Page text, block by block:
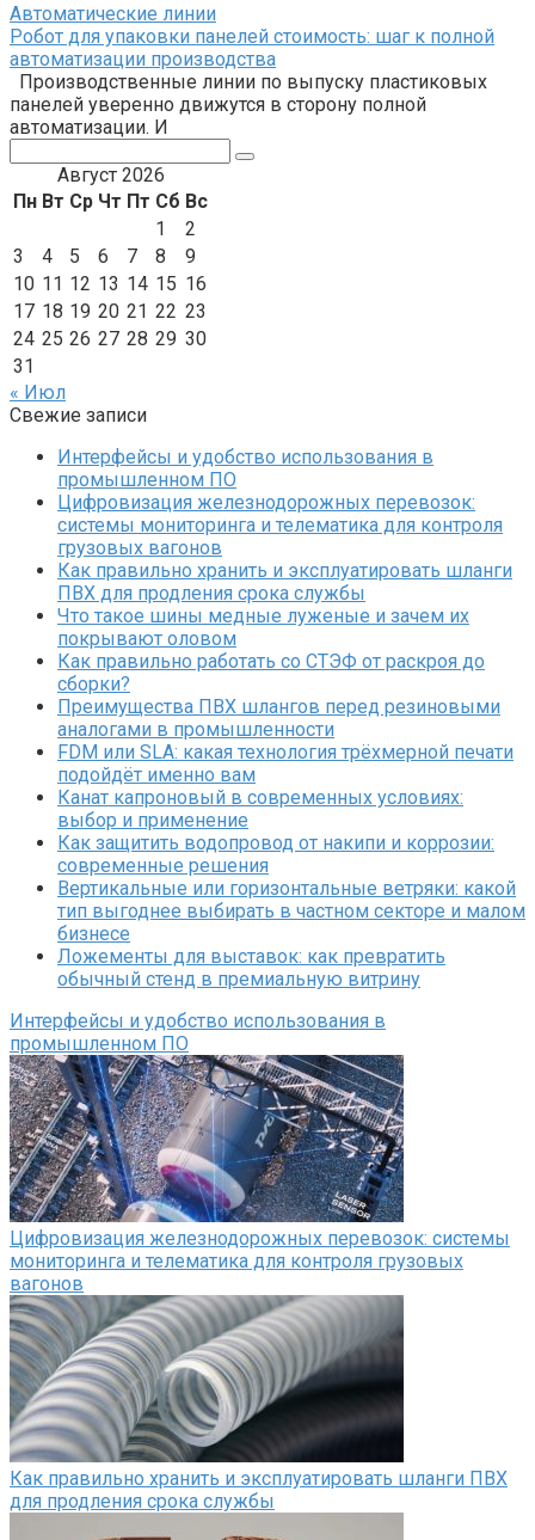
Автоматические линии
Робот для упаковки панелей стоимость: шаг к полной
автоматизации производства
Производственные линии по выпуску пластиковых
панелей уверенно движутся в сторону полной
автоматизации. И
Август 2026
Пн Вт Ср Чт Пт Сб Вс
1
2
3
4 5 6 7 8
9
10 11 12 13 14 15 16
17 18 19 20 21 22 23
24 25 26 27 28 29 30
31
« Июл
Свежие записи
Интерфейсы и удобство использования в
промышленном ПО
Цифровизация железнодорожных перевозок:
системы мониторинга и телематика для контроля
грузовых вагонов
Как правильно хранить и эксплуатировать шланги
ПВХ для продления срока службы
Что такое шины медные луженые и зачем их
покрывают оловом
Как правильно работать со СТЭФ от раскроя до
сборки?
Преимущества ПВХ шлангов перед резиновыми
аналогами в промышленности
FDM или SLA: какая технология трёхмерной печати
подойдёт именно вам
Канат капроновый в современных условиях:
выбор и применение
Как защитить водопровод от накипи и коррозии:
современные решения
Вертикальные или горизонтальные ветряки: какой
тип выгоднее выбирать в частном секторе и малом
бизнесе
Ложементы для выставок: как превратить
обычный стенд в премиальную витрину
Интерфейсы и удобство использования в
промышленном ПО
Цифровизация железнодорожных перевозок: системы
мониторинга и телематика для контроля грузовых
вагонов
Как правильно хранить и эксплуатировать шланги ПВХ
для продления срока службы